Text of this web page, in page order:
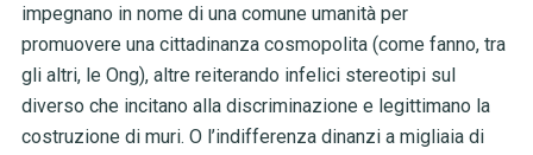
impegnano in nome di una comune umanità per
promuovere una cittadinanza cosmopolita (come fanno, tra
gli altri, le Ong), altre reiterando infelici stereotipi sul
diverso che incitano alla discriminazione e legittimano la
costruzione di muri. O l’indifferenza dinanzi a migliaia di